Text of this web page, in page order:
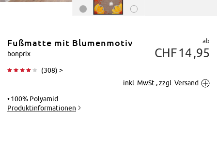
Tippen zum
Fußmatte mit Blumenmotiv
bonprix
(308) >
ab
CHF14 95
inkl. MwSt., zzgl. Versand
100% Polyamid
Produktinformationen